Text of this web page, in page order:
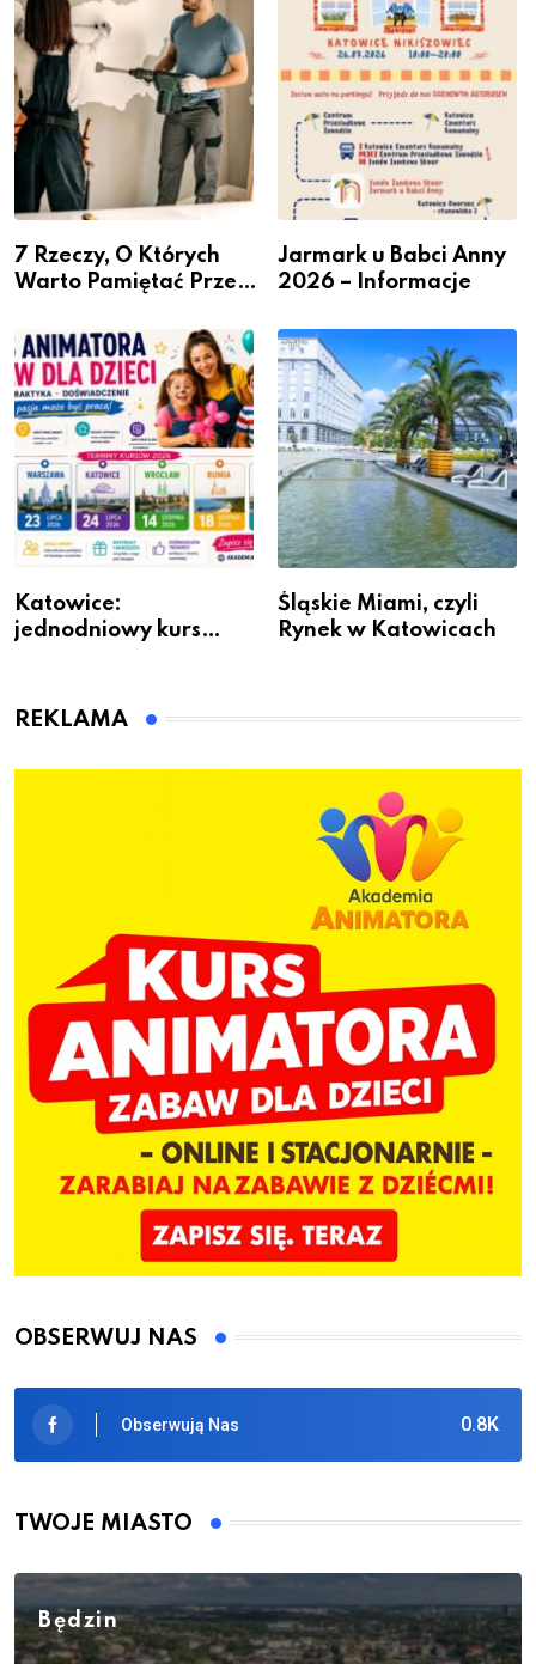
przedsiębiorców
7 Rzeczy, O Których
Warto Pamiętać Przed
Jarmark u Babci Anny
2026 – Informacje
Katowice:
jednodniowy kurs
dzieci
Śląskie Miami, czyli
Rynek w Katowicach
REKLAMA
OBSERWUJ NAS
0.8K
Obserwują Nas
TWOJE MIASTO
Będzin